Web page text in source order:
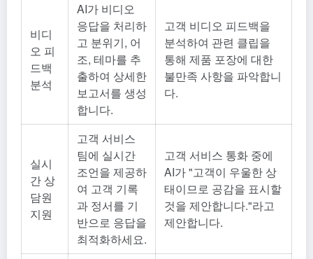
비디
오 피
드백
분석
AI가 비디오
응답을 처리하
고 분위기, 어
조, 테마를 추
출하여 상세한
보고서를 생성
합니다.
고객 비디오 피드백을
분석하여 관련 클립을
통해 제품 포장에 대한
불만족 사항을 파악합니
다.
실시
간 상
담원
지원
고객 서비스
팀에 실시간
조언을 제공하
여 고객 기록
과 정서를 기
반으로 응답을
최적화하세요.
고객 서비스 통화 중에
AI가 "고객이 우울한 상
태이므로 공감을 표시할
것을 제안합니다."라고
제안합니다.